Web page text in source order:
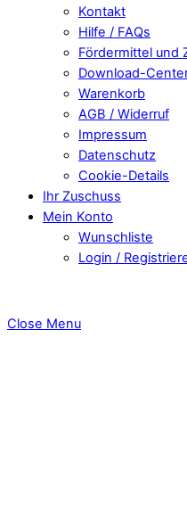
Kontakt
Hilfe / FAQs
Fördermittel und
Download-
Warenkorb
AGB / Widerruf
Impressum
Datenschutz
Cookie-Details
Ihr Zuschuss
Mein Konto
Wunschliste
Login /
Close Menu